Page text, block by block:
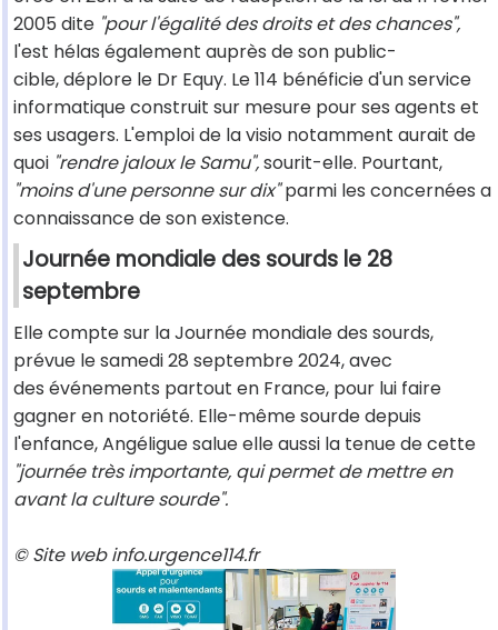
2005 dite "pour l'égalité des droits et des chances",
l'est hélas également auprès de son public-
cible, déplore le Dr Equy. Le 114 bénéficie d'un service
informatique construit sur mesure pour ses agents et
ses usagers. L'emploi de la visio notamment aurait de
quoi "rendre jaloux le Samu",sourit-elle. Pourtant,
"moins d'une personne sur dix"parmi les concernées a
connaissance de son existence.
Journée mondiale des sourds le 28
septembre
Elle compte sur la Journée mondiale des sourds,
prévue le samedi 28 septembre 2024, avec
des événements partout en France, pour lui faire
gagner en notoriété. Elle-même sourde depuis
l'enfance, Angéligue salue elle aussi la tenue de cette
"journée très importante, qui permet de mettre en
avant la culture sourde".
© Site web info.urgence114.fr